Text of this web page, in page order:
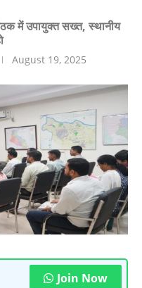
में उपायुक्त सख्त, स्थानीय
August 19, 2025
Join Now